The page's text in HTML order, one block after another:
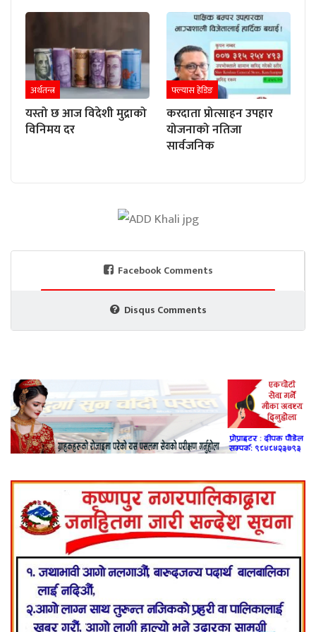
अर्थतन्त्र
यस्तो छ आज विदेशी मुद्राको
विनिमय दर
फ्ल्यास हेडिङ
करदाता प्रोत्साहन उपहार
योजनाको नतिजा
सार्वजनिक
Facebook Comments
Disqus Comments